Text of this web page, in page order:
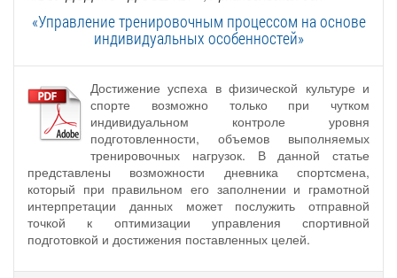
«Управление тренировочным процессом на основе
индивидуальных особенностей»
Достижение успеха в физической культуре и
спорте возможно только при чутком
индивидуальном контроле уровня
подготовленности, объемов выполняемых
тренировочных нагрузок. В данной статье
представлены возможности дневника спортсмена,
который при правильном его заполнении и грамотной
интерпретации данных может послужить отправной
точкой к оптимизации управления спортивной
подготовкой и достижения поставленных целей.